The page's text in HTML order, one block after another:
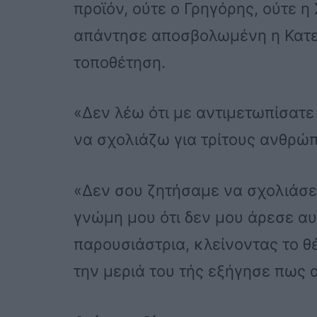
προϊόν, ούτε ο Γρηγόρης, ούτε
απάντησε αποσβολωμένη η
τοποθέτηση.
«Δεν λέω ότι με
να σχολιάζω για τρίτους
«Δεν σου ζητήσαμε να
γνώμη μου ότι δεν μου άρεσε
παρουσιάστρια, κλείνοντας το
την μεριά του τής εξήγησε πως